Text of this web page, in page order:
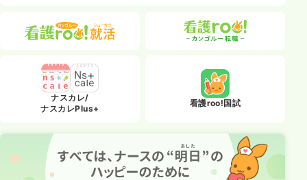
ナスカレ/
ナスカレPlus+
看護roo!国試